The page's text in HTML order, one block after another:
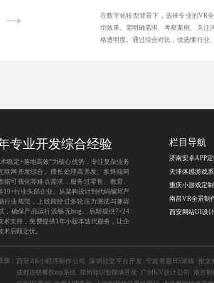
在数字化转型背景下，选择专业的VR
示效果。需明确需求、考察案例、关注
格透明度。通过综合对比，优选懂行业
专业开发综合经验
术稳定+落地高效”为核心优势，专注复杂业务
联网开发综合。擅长处理高并发、多终端同
据可视化等难点需求，服务过零售、教育、
10+行业头部企业。从架构设计到代码编写严
行业规范，上线前经过多轮压力测试与兼容
，确保产品运行流畅无bug。后期提供7×24
术支持，免费提供1年小版本迭代服务，让企
术后顾之忧。
栏目导航
济南安卓APP
南昌VR全景制
西安网站UI设计
接： 西安AR小程序制作公司 深圳社交平台开发 宁波答题H5游戏 推文
成都连锁餐饮erp系统 郑州知识智能体开发 广州KV设计公司
南京